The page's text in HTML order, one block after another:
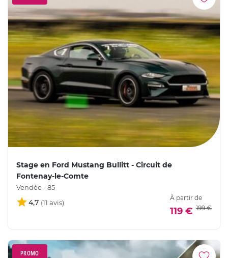
Stage en Ford Mustang Bullitt - Circuit de
Fontenay-le-Comte
Vendée - 85
4,7
À partir de
119 € 199 €
PROMO